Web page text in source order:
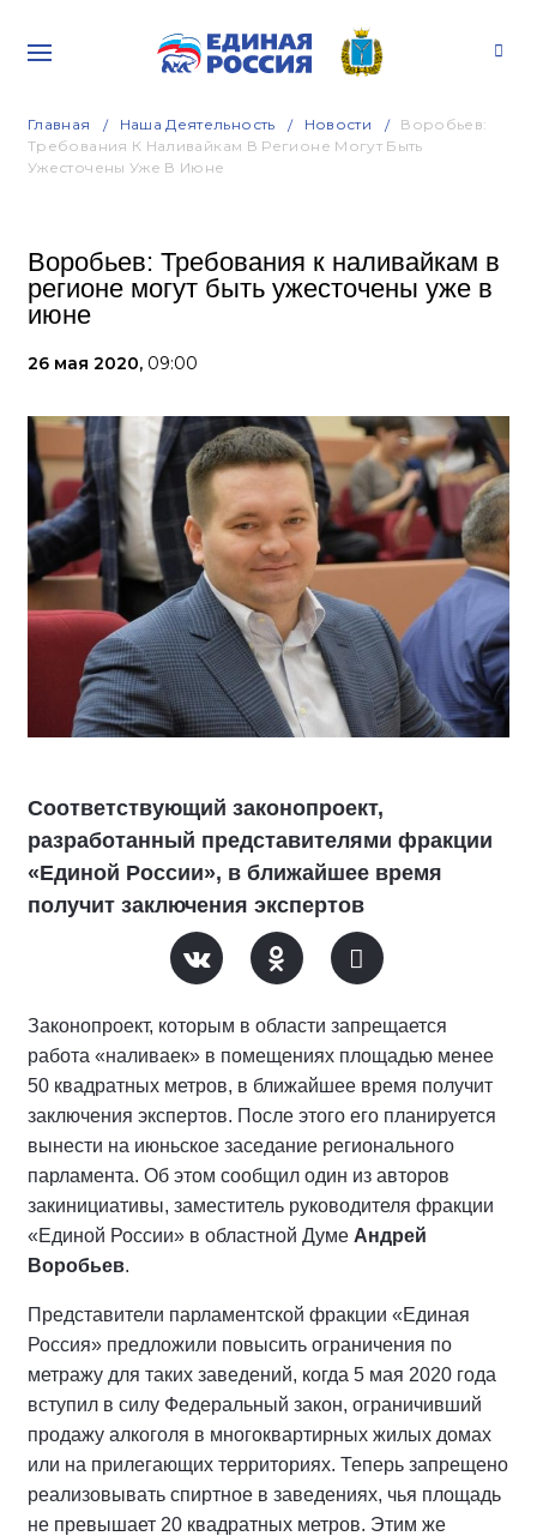
Главная Наша Деятельность Новости
Воробьев:
Требования К Наливайкам В Регионе Могут Быть
Ужесточены Уже В Июне
Воробьев: Требования к наливайкам в
регионе могут быть ужесточены уже в
июне
26 мая 2020, 09:00
Соответствующий законопроект,
разработанный представителями фракции
«Единой России», в ближайшее время
получит заключения экспертов
Законопроект, которым в области запрещается
работа «наливаек» в помещениях площадью менее
50 квадратных метров, в ближайшее время получит
заключения экспертов. После этого его планируется
вынести на июньское заседание регионального
парламента. Об этом сообщил один из авторов
закинициативы, заместитель руководителя фракции
«Единой России» в областной Думе Андрей
Воробьев.
Представители парламентской фракции «Единая
Россия» предложили повысить ограничения по
метражу для таких заведений, когда 5 мая 2020 года
вступил в силу Федеральный закон, ограничивший
продажу алкоголя в многоквартирных жилых домах
или на прилегающих территориях. Теперь запрещено
реализовывать спиртное в заведениях, чья площадь
не превышает 20 квадратных метров. Этим же